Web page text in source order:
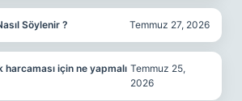
Söylenir ? Temmuz 27, 2026
harcaması için ne yapmalı Temmuz 25,
2026